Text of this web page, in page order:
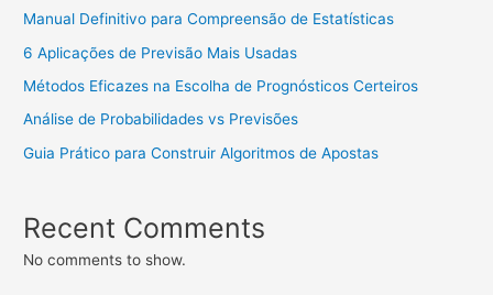
Manual Definitivo para Compreensão de Estatísticas
6 Aplicações de Previsão Mais Usadas
Métodos Eficazes na Escolha de Prognósticos Certeiros
Análise de Probabilidades vs Previsões
Guia Prático para Construir Algoritmos de Apostas
Recent Comments
No comments to show.